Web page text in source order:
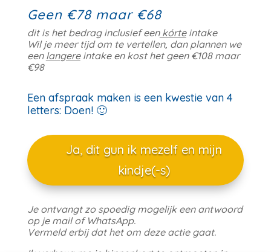
Geen €78 maar €68
dit is het bedrag inclusief eenkórteintake
Wil je meer tijd om te vertellen, dan plannen we
een langereintake en kost het geen €108 maar
€98
Een afspraak maken is een kwestie van 4
letters: Doen! 🙂
Ja, dit gun ik mezelf en mijn
kindje(-s)
Je ontvangt zo spoedig mogelijk een antwoord
op je mail of WhatsApp.
Vermeld erbij dat het om deze actie gaat.